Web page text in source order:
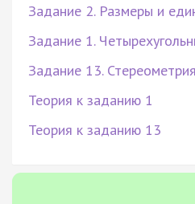
Задание 2. Размеры и
Задание 1.
Задание 13. Стереометрия
Теория к заданию 1
Теория к заданию 13